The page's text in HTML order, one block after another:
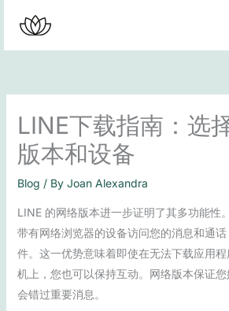
content
LINE下载指南：选
版本和设备
Blog / By Joan Alexandra
LINE 的网络版本进一步证明了其多功能性
带有网络浏览器的设备访问您的消息和通
件。这一优势意味着即使在无法下载应用
机上，您也可以保持互动。网络版本保证
会错过重要消息。